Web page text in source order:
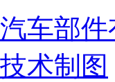
车部
技术制图